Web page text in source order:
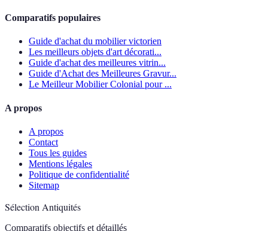
Comparatifs populaires
Guide d'achat du mobilier victorien
Les meilleurs objets d'art décorati...
Guide d'achat des meilleures vitrin...
Guide d'Achat des Meilleures Gravur...
Le Meilleur Mobilier Colonial pour ...
A propos
A propos
Contact
Tous les guides
Mentions légales
Politique de confidentialité
Sitemap
Sélection Antiquités
Comparatifs objectifs et détaillés